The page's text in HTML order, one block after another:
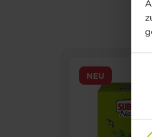
NEU